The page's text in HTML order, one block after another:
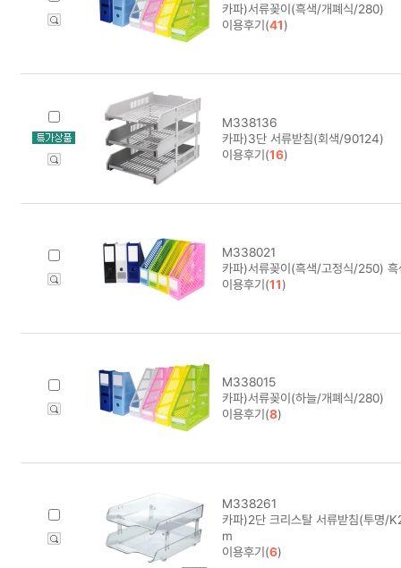
카파)서류꽂이(흑색/개폐식/280)
이용후기(41)
M338136
카파)3단 서류받침(회색/90124)
이용후기(16)
M338021
카파)서류꽂이(흑색/고정식/250)
이용후기(11)
M338015
카파)서류꽂이(하늘/개폐식/280)
이용후기(8)
M338261
카파)2단 크리스탈 서류받침(투
m
이용후기(6)